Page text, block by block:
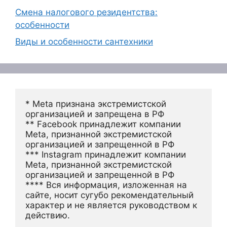
Смена налогового резидентства:
особенности
Виды и особенности сантехники
* Meta признана экстремистской
организацией и запрещена в РФ
** Facebook принадлежит компании
Meta, признанной экстремистской
организацией и запрещенной в РФ
*** Instagram принадлежит компании
Meta, признанной экстремистской
организацией и запрещенной в РФ
**** Вся информация, изложенная на
сайте, носит сугубо рекомендательный
характер и не является руководством к
действию.